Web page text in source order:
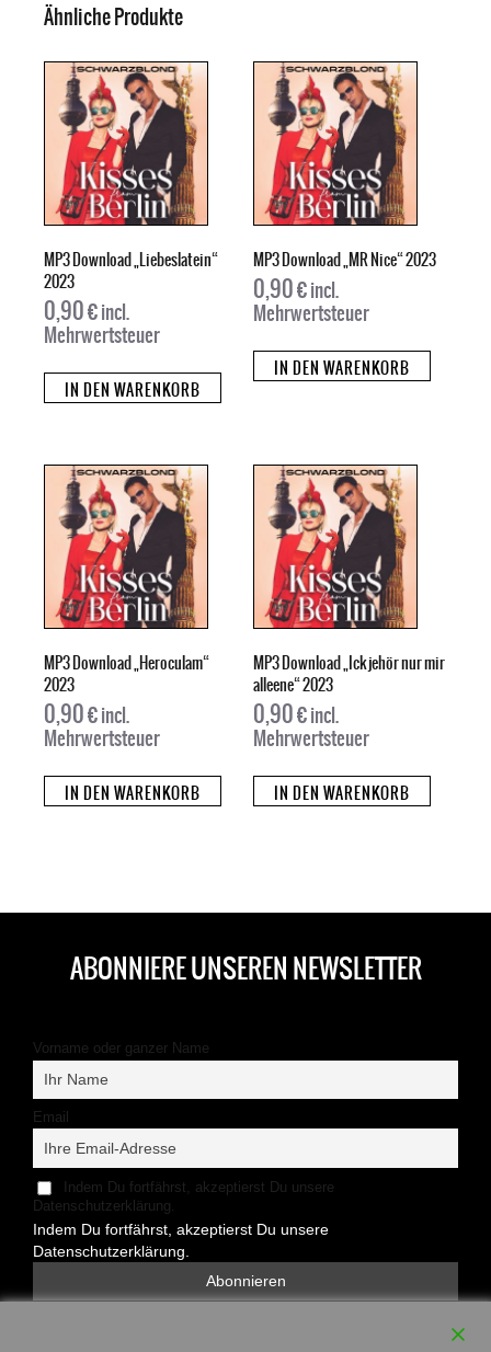
Ähnliche Produkte
MP3 Download „Liebeslatein“
2023
0,90€incl.
Mehrwertsteuer
IN DEN WARENKORB
MP3 Download „MR Nice“ 2023
0,90€incl.
Mehrwertsteuer
IN DEN WARENKORB
MP3 Download „Heroculam“
2023
0,90€incl.
Mehrwertsteuer
IN DEN WARENKORB
MP3 Download „Ick jehör nur mir
alleene“ 2023
0,90€incl.
Mehrwertsteuer
IN DEN WARENKORB
ABONNIERE UNSEREN NEWSLETTER
Vorname oder ganzer Name
Email
Indem Du fortfährst, akzeptierst Du unsere
Datenschutzerklärung.
Indem Du fortfährst, akzeptierst Du unsere
Datenschutzerklärung.